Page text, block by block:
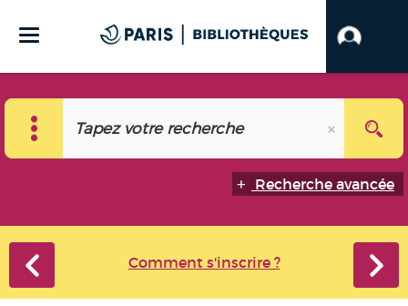
Recherche avancée
Comment s'inscrire ?